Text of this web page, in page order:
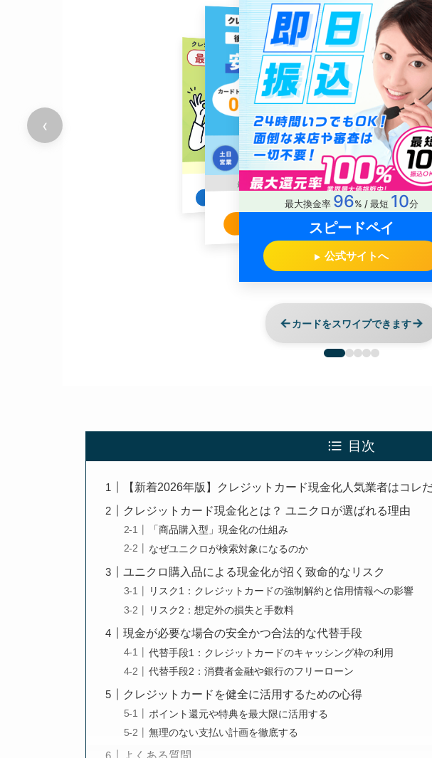
‹
最大換金率 96% / 最短 10分
スピードペイ
公式サイトへ
最大換金率
OKクレ
詳細を見る
98.7 % / 最短 分
ブリッジ現金化
公式サイトへ
詳細を見る
最大換金率98.5% / 最短5分
現金化本舗
公式サイトへ
←カードをスワイプできます→
目次
【新着2026年版】クレジットカード現金化人気業者はコレだ
クレジットカード現金化とは？ ユニクロが選ばれる理由
「商品購入型」現金化の仕組み
なぜユニクロが検索対象になるのか
ユニクロ購入品による現金化が招く致命的なリスク
リスク1：クレジットカードの強制解約と信用情報への影響
リスク2：想定外の損失と手数料
現金が必要な場合の安全かつ合法的な代替手段
代替手段1：クレジットカードのキャッシング枠の利用
代替手段2：消費者金融や銀行のフリーローン
クレジットカードを健全に活用するための心得
ポイント還元や特典を最大限に活用する
無理のない支払い計画を徹底する